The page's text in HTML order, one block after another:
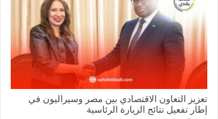
التعاون الاقتصادي بين مصر وسيراليون في
تفعيل نتائج الزيارة الرئاسية